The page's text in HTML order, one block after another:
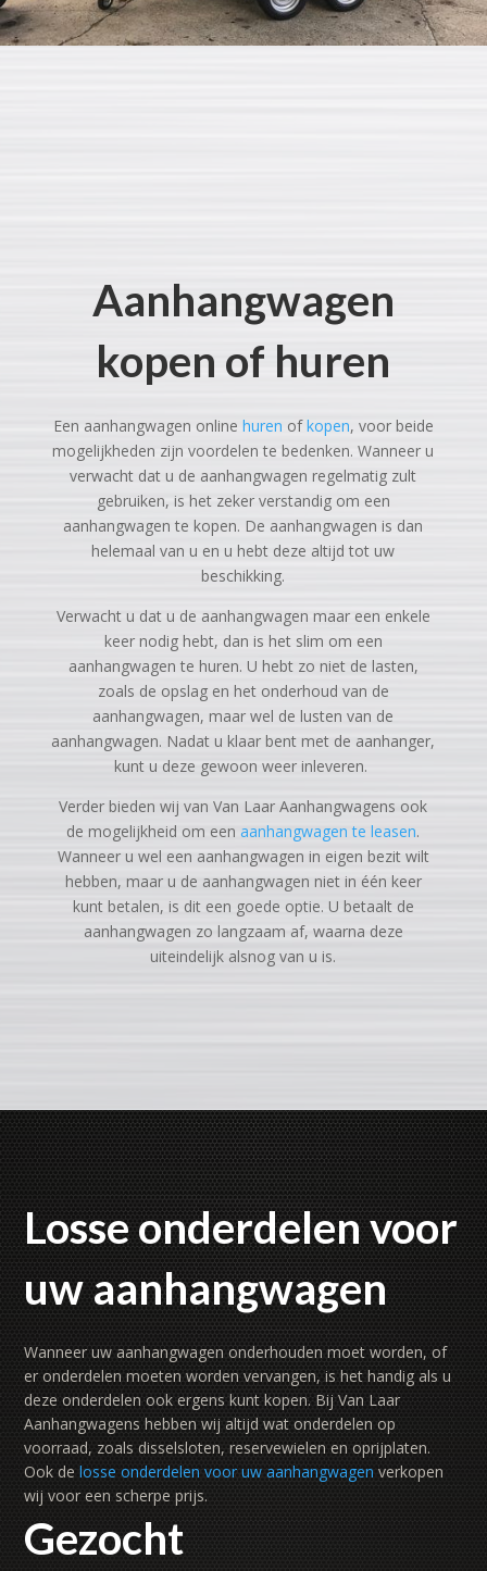
Aanhangwagen
kopen of huren
Een aanhangwagen online huren ofkopen, voor beide
mogelijkheden zijn voordelen te bedenken. Wanneer u
verwacht dat u de aanhangwagen regelmatig zult
gebruiken, is het zeker verstandig om een
aanhangwagen te kopen. De aanhangwagen is dan
helemaal van u en u hebt deze altijd tot uw
beschikking.
Verwacht u dat u de aanhangwagen maar een enkele
keer nodig hebt, dan is het slim om een
aanhangwagen te huren. U hebt zo niet de lasten,
zoals de opslag en het onderhoud van de
aanhangwagen, maar wel de lusten van de
aanhangwagen. Nadat u klaar bent met de aanhanger,
kunt u deze gewoon weer inleveren.
Verder bieden wij van Van Laar Aanhangwagens ook
de mogelijkheid om eenaanhangwagen te leasen.
Wanneer u wel een aanhangwagen in eigen bezit wilt
hebben, maar u de aanhangwagen niet in één keer
kunt betalen, is dit een goede optie. U betaalt de
aanhangwagen zo langzaam af, waarna deze
uiteindelijk alsnog van u is.
Losse onderdelen voor
uw aanhangwagen
Wanneer uw aanhangwagen onderhouden moet worden, of
er onderdelen moeten worden vervangen, is het handig als u
deze onderdelen ook ergens kunt kopen. Bij Van Laar
Aanhangwagens hebben wij altijd wat onderdelen op
voorraad, zoals disselsloten, reservewielen en oprijplaten.
Ook delosse onderdelen voor uw aanhangwagen verkopen
wij voor een scherpe prijs.
Gezocht